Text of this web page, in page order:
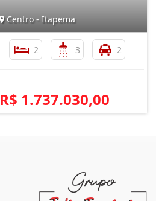
Centro - Itapema
2 3 2
R$ 1.737.030,00